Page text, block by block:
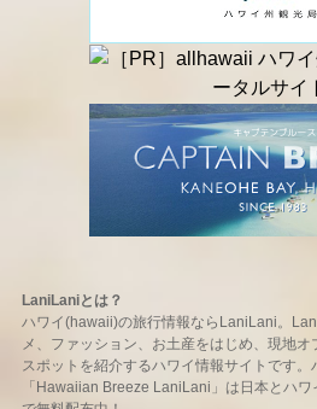
LaniLaniとは？
ハワイ(hawaii)の旅行情報ならLaniLani。
メ、ファッション、お土産をはじめ、現地
スポットを紹介するハワイ情報サイトです
「Hawaiian Breeze LaniLani」は日本とハ